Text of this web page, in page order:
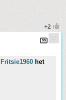
Fritsie1960 het